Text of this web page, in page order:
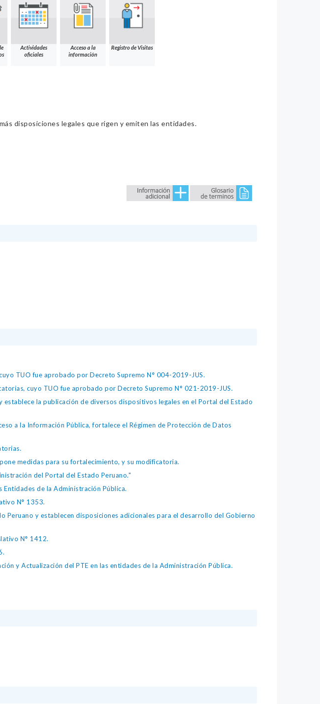
Actividades
oficiales
Acceso a la
información
Registro de Visitas
disposiciones legales que rigen y emiten las entidades.
TUO fue aprobado por Decreto Supremo N° 004-2019-JUS.
cuyo TUO fue aprobado por Decreto Supremo N° 021-2019-JUS.
la publicación de diversos dispositivos legales en el Portal del Estado
a la Información Pública, fortalece el Régimen de Protección de Datos
medidas para su fortalecimiento, y su modificatoria.
del Portal del Estado Peruano."
de la Administración Pública.
N° 1353.
y establecen disposiciones adicionales para el desarrollo del Gobierno
N° 1412.
y Actualización del PTE en las entidades de la Administración Pública.